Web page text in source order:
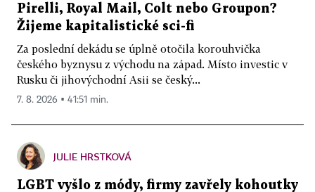
Pirelli, Royal Mail, Colt nebo Groupon?
Žijeme kapitalistické sci-fi
Za poslední dekádu se úplně otočila korouhvička
českého byznysu z východu na západ. Místo investic v
Rusku či jihovýchodní Asii se český...
7. 8. 2026 ▪ 41:51 min.
JULIE HRSTKOVÁ
LGBT vyšlo z módy, firmy zavřely kohoutky